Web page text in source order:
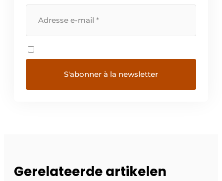
Gerelateerde artikelen